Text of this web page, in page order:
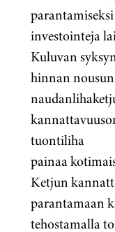
investointeja
Kuluvan
hinnan
tuontiliha
painaa
Ketjun
parantamaan